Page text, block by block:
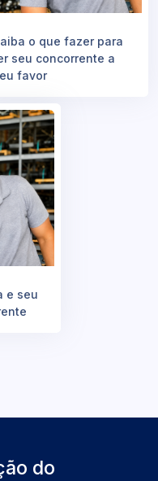
o que fazer para
seu concorrente a
favor
e seu
do